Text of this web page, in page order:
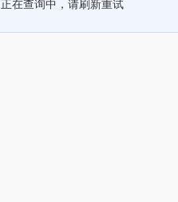
正在查询中，请刷新重试